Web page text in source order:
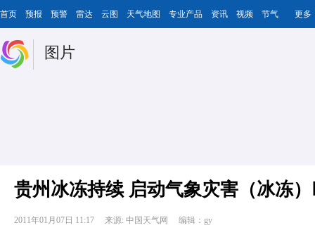
首页 预报 预警 雷达 云图 天气地图 专业产品 资讯 视频 节气 更多
图片
贵州冰冻持续 启动气象灾害（冰冻）
2011年01月07日 11:17 来源: 中国天气网 编辑：gy